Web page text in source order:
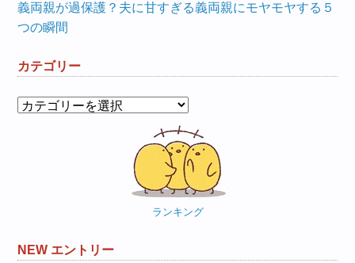
義両親が過保護？夫に甘すぎる義両親にモヤモヤする５
つの瞬間
カテゴリー
カ
ランキング
NEW エントリー